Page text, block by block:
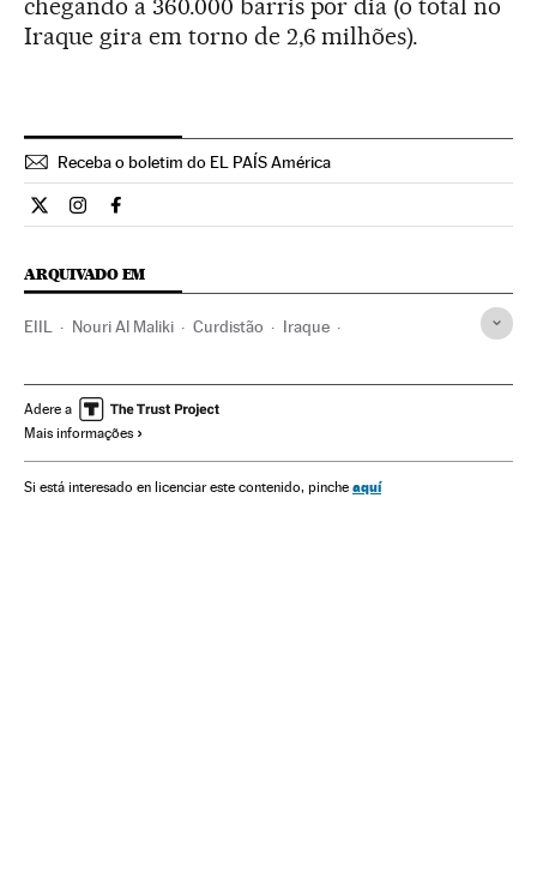
Iraque gira em torno de 2,6 milhões).
Receba o boletim do EL PAÍS América
Internacional El País Brasil en Twitter
Internacional El País Brasil en Instagram
Internacional El País Brasil en Facebook
ARQUIVADO EM
EIIL Nouri Al Maliki Curdistão Iraque
Grupos terroristas Terrorismo
Adere a
Mais informações
Si está interesado en licenciar este contenido, pinche aquí